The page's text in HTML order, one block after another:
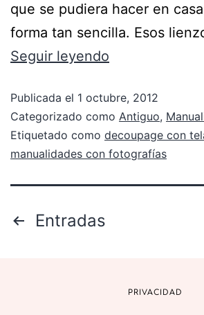
que se pudiera hacer en
forma tan sencilla. Esos
Seguir leyendo
Publicada el 1 octubre, 2012
Categorizado como Antiguo,
Etiquetado como decoupage con
manualidades con fotografías
Entradas
PRIVACIDAD